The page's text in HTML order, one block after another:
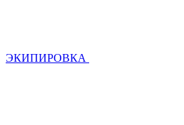
ЭКИПИРОВКА